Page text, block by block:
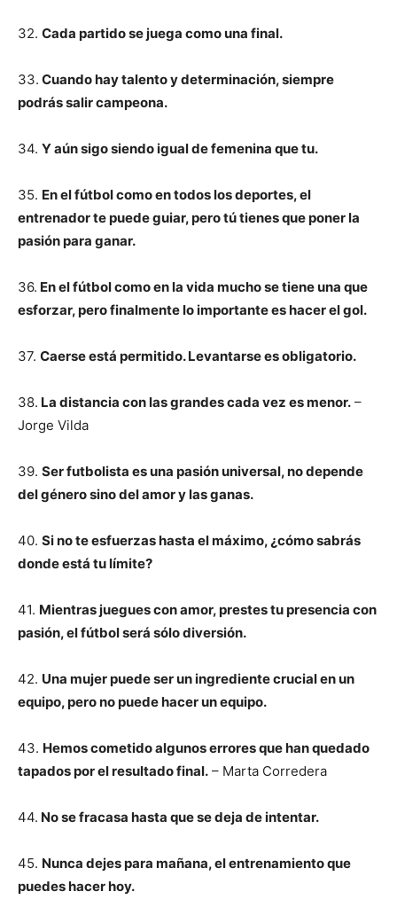
32. Cada partido se juega como una final.
33. Cuando hay talento y determinación, siempre
podrás salir campeona.
34. Y aún sigo siendo igual de femenina que tu.
35. En el fútbol como en todos los deportes, el
entrenador te puede guiar, pero tú tienes que poner la
pasión para ganar.
36. En el fútbol como en la vida mucho se tiene una que
esforzar, pero finalmente lo importante es hacer el gol.
37. Caerse está permitido. Levantarse es obligatorio.
38. La distancia con las grandes cada vez es menor. –
Jorge Vilda
39. Ser futbolista es una pasión universal, no depende
del género sino del amor y las ganas.
40. Si no te esfuerzas hasta el máximo, ¿cómo sabrás
donde está tu límite?
41. Mientras juegues con amor, prestes tu presencia con
pasión, el fútbol será sólo diversión.
42. Una mujer puede ser un ingrediente crucial en un
equipo, pero no puede hacer un equipo.
43. Hemos cometido algunos errores que han quedado
tapados por el resultado final. – Marta Corredera
44. No se fracasa hasta que se deja de intentar.
45. Nunca dejes para mañana, el entrenamiento que
puedes hacer hoy.